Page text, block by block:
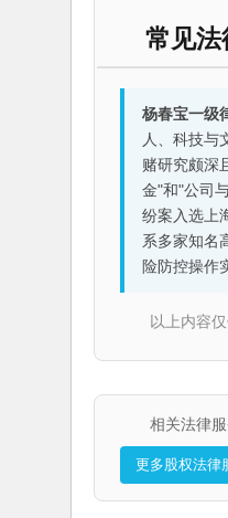
常见法
杨春宝一级
人、科技与
赌研究颇深
金"和"公司
纷案入选上
系多家知名
险防控操作
以上内容
相关法律
更多股权法律